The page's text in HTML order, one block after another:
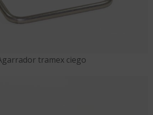
tramex ciego